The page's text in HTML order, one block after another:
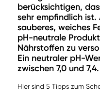
berücksichtigen,
sehr empfindlich ist.
sauberes, weiches
pH-neutrale
Nährstoffen zu
Ein neutraler pH-
zwischen 7,0 und 7,4.
Hier sind 5 Tipps zum